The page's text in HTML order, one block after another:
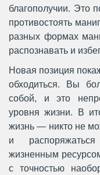
благополучии. Это
противостоять
разных формах
распознавать и
Новая позиция
обходиться. Вы
собой, и это
уровня жизни. В
жизнь — никто не
и
жизненным
с точностью